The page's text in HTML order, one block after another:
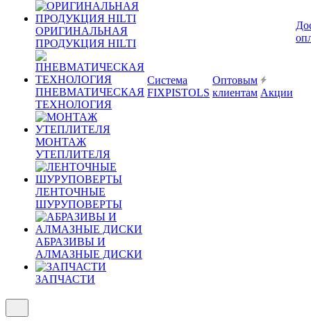
ОРИГИНАЛЬНАЯ
ПРОДУКЦИЯ HILTI
ПНЕВМАТИЧЕСКАЯ
ТЕХНОЛОГИЯ
МОНТАЖ
УТЕПЛИТЕЛЯ
ЛЕНТОЧНЫЕ
ШУРУПОВЕРТЫ
АБРАЗИВЫ И
АЛМАЗНЫЕ ДИСКИ
ЗАПЧАСТИ
Система
FIXPISTOLS
Оптовым
клиентам Акции